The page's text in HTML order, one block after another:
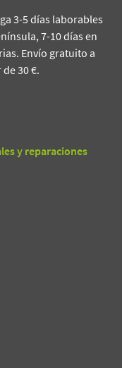
3-5 días laborables
7-10 días en
Envío gratuito a
30 €.
y reparaciones